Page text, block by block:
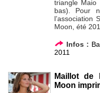
triangle
bas). Pour
l’association
Moon, été
Infos :
2011
Maillot de
Moon